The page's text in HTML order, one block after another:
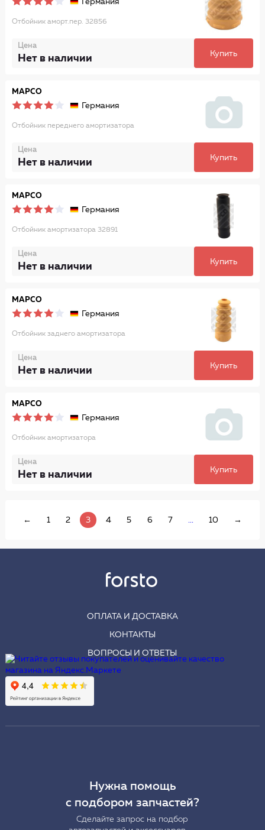
Германия
Отбойник аморт.пер. 32856
Цена
Нет в наличии Купить
MAPCO
Германия
Отбойник переднего амортизатора
Цена
Нет в наличии Купить
MAPCO
Германия
Отбойник амортизатора 32891
Цена
Нет в наличии Купить
MAPCO
Германия
Отбойник заднего амортизатора
Цена
Нет в наличии Купить
MAPCO
Германия
Отбойник амортизатора
Цена
Нет в наличии Купить
← 1 2 3 4 5 6 7 ... 10 →
ОПЛАТА И ДОСТАВКА
КОНТАКТЫ
ВОПРОСЫ И ОТВЕТЫ
Нужна помощь
с подбором запчастей?
Сделайте запрос на подбор